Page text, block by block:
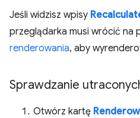
Jeśli widzisz wpisy
przeglądarka musi wrócić na
renderowania, aby
Sprawdzanie
Otwórz kartę